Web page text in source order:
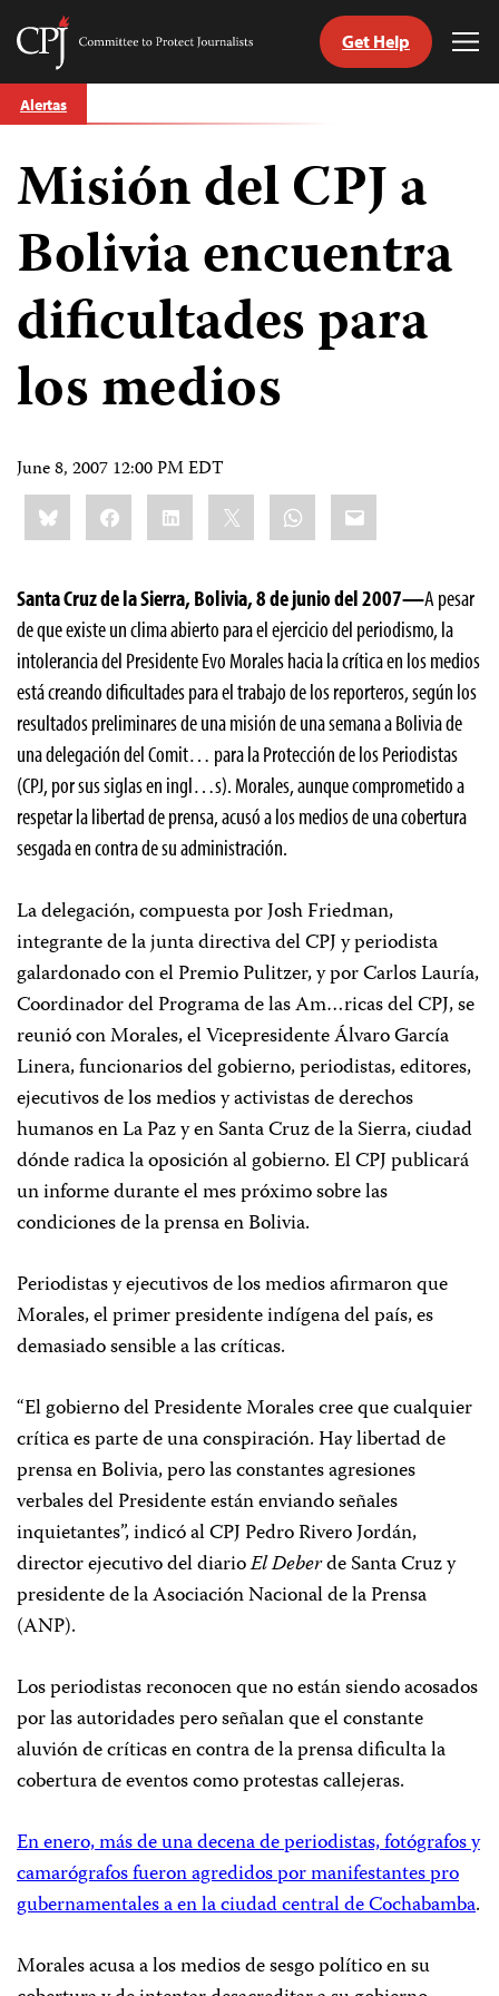
Skip
to
Committee
Journalists
Get Help
Alertas
Misión del CPJ a
Bolivia encuentra
dificultades para
los medios
June 8, 2007 12:00 PM EDT
Share
this:BlueskyFacebookLinkedIn WhatsApp
Email
Santa Cruz de la Sierra, Bolivia, 8 de junio del 2007—A pesar
de que existe un clima abierto para el ejercicio del periodismo, la
intolerancia del Presidente Evo Morales hacia la crítica en los medios
está creando dificultades para el trabajo de los reporteros, según los
resultados preliminares de una misión de una semana a Bolivia de
una delegación del Comit… para la Protección de los Periodistas
(CPJ, por sus siglas en ingl…s). Morales, aunque comprometido a
respetar la libertad de prensa, acusó a los medios de una cobertura
sesgada en contra de su administración.
La delegación, compuesta por Josh Friedman,
integrante de la junta directiva del CPJ y periodista
galardonado con el Premio Pulitzer, y por Carlos Lauría,
Coordinador del Programa de las Am…ricas del CPJ, se
reunió con Morales, el Vicepresidente Álvaro García
Linera, funcionarios del gobierno, periodistas, editores,
ejecutivos de los medios y activistas de derechos
humanos en La Paz y en Santa Cruz de la Sierra, ciudad
dónde radica la oposición al gobierno. El CPJ publicará
un informe durante el mes próximo sobre las
condiciones de la prensa en Bolivia.
Periodistas y ejecutivos de los medios afirmaron que
Morales, el primer presidente indígena del país, es
demasiado sensible a las críticas.
“El gobierno del Presidente Morales cree que cualquier
crítica es parte de una conspiración. Hay libertad de
prensa en Bolivia, pero las constantes agresiones
verbales del Presidente están enviando señales
inquietantes”, indicó al CPJ Pedro Rivero Jordán,
director ejecutivo del diarioEl Deberde Santa Cruz y
presidente de la Asociación Nacional de la Prensa
(ANP).
Los periodistas reconocen que no están siendo acosados
por las autoridades pero señalan que el constante
aluvión de críticas en contra de la prensa dificulta la
cobertura de eventos como protestas callejeras.
En enero, más de una decena de periodistas, fotógrafos y
camarógrafos fueron agredidos por manifestantes pro
gubernamentales a en la ciudad central de Cochabamba.
Morales acusa a los medios de sesgo político en su